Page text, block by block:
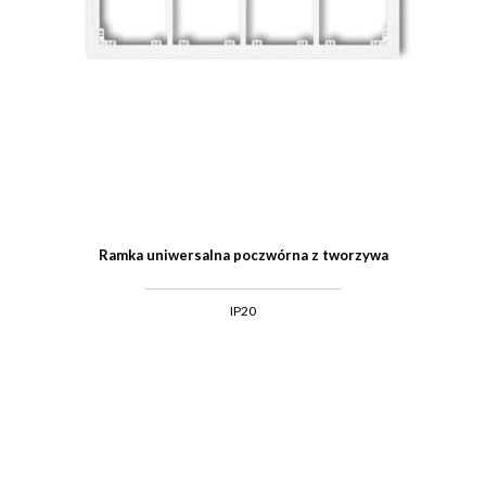
Ramka uniwersalna poczwórna z tworzywa
IP20